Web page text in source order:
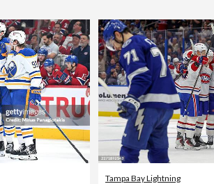
Tampa Bay Lightning